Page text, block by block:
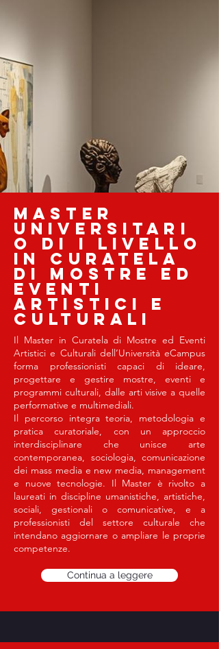
Master
universitari
o di I livello
in curatela
di mostre ed
eventi
artistici e
culturali
Il Master in Curatela di Mostre ed Eventi
Artistici e Culturali dell’Università eCampus
forma professionisti capaci di ideare,
progettare e gestire mostre, eventi e
programmi culturali, dalle arti visive a quelle
performative e multimediali.
Il percorso integra teoria, metodologia e
pratica curatoriale, con un approccio
interdisciplinare che unisce arte
contemporanea, sociologia, comunicazione
dei mass media e new media, management
e nuove tecnologie. Il Master è rivolto a
laureati in discipline umanistiche, artistiche,
sociali, gestionali o comunicative, e a
professionisti del settore culturale che
intendano aggiornare o ampliare le proprie
competenze.
Continua a leggere